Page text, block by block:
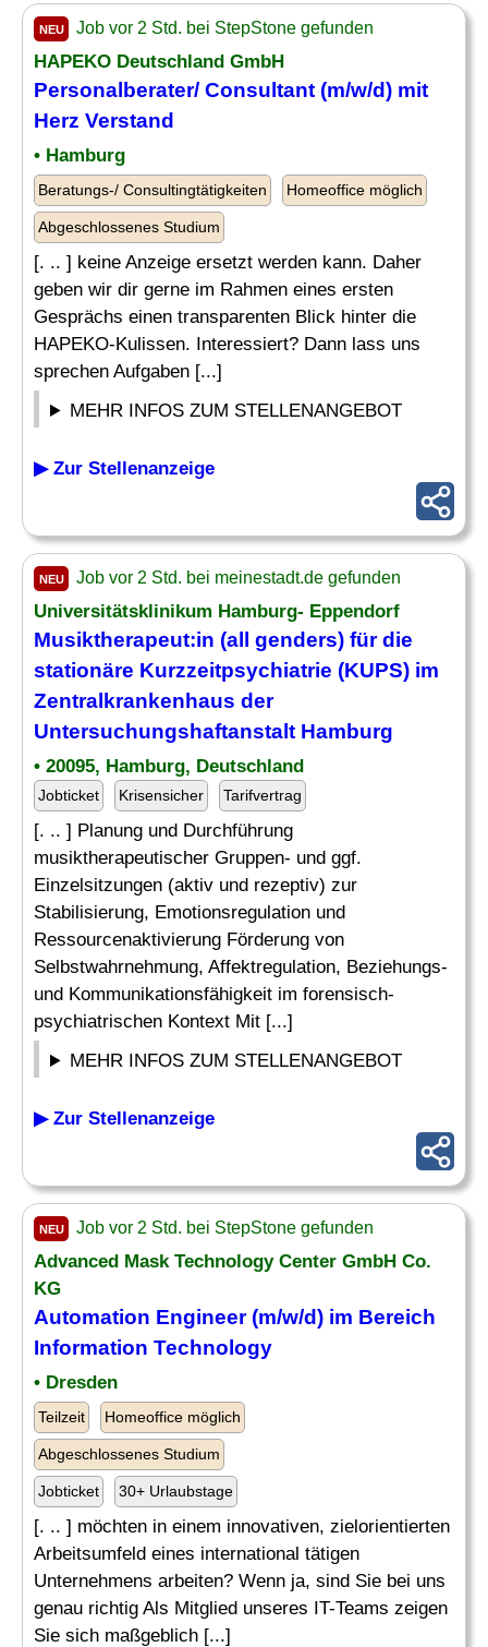
NEU Job vor 2 Std. bei StepStone gefunden
HAPEKO Deutschland GmbH
Personalberater/ Consultant (m/w/d) mit
Herz Verstand
• Hamburg
Beratungs-/ Consultingtätigkeiten Homeoffice möglich
Abgeschlossenes Studium
[. .. ] keine Anzeige ersetzt werden kann. Daher
geben wir dir gerne im Rahmen eines ersten
Gesprächs einen transparenten Blick hinter die
HAPEKO-Kulissen. Interessiert? Dann lass uns
sprechen Aufgaben [...]
MEHR INFOS ZUM STELLENANGEBOT
▶ Zur Stellenanzeige
NEU Job vor 2 Std. bei meinestadt.de gefunden
Universitätsklinikum Hamburg- Eppendorf
Musiktherapeut:in (all genders) für die
stationäre Kurzzeitpsychiatrie (KUPS) im
Zentralkrankenhaus der
Untersuchungshaftanstalt Hamburg
• 20095, Hamburg, Deutschland
Jobticket Krisensicher Tarifvertrag
[. .. ] Planung und Durchführung
musiktherapeutischer Gruppen- und ggf.
Einzelsitzungen (aktiv und rezeptiv) zur
Stabilisierung, Emotionsregulation und
Ressourcenaktivierung Förderung von
Selbstwahrnehmung, Affektregulation, Beziehungs-
und Kommunikationsfähigkeit im forensisch-
psychiatrischen Kontext Mit [...]
MEHR INFOS ZUM STELLENANGEBOT
▶ Zur Stellenanzeige
NEU Job vor 2 Std. bei StepStone gefunden
Advanced Mask Technology Center GmbH Co.
KG
Automation Engineer (m/w/d) im Bereich
Information Technology
• Dresden
Teilzeit Homeoffice möglich
Abgeschlossenes Studium
Jobticket 30+ Urlaubstage
[. .. ] möchten in einem innovativen, zielorientierten
Arbeitsumfeld eines international tätigen
Unternehmens arbeiten? Wenn ja, sind Sie bei uns
genau richtig Als Mitglied unseres IT-Teams zeigen
Sie sich maßgeblich [...]